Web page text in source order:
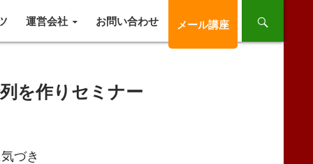
運営会社 お問い合わせ メール講座
を作りセミナー
づき